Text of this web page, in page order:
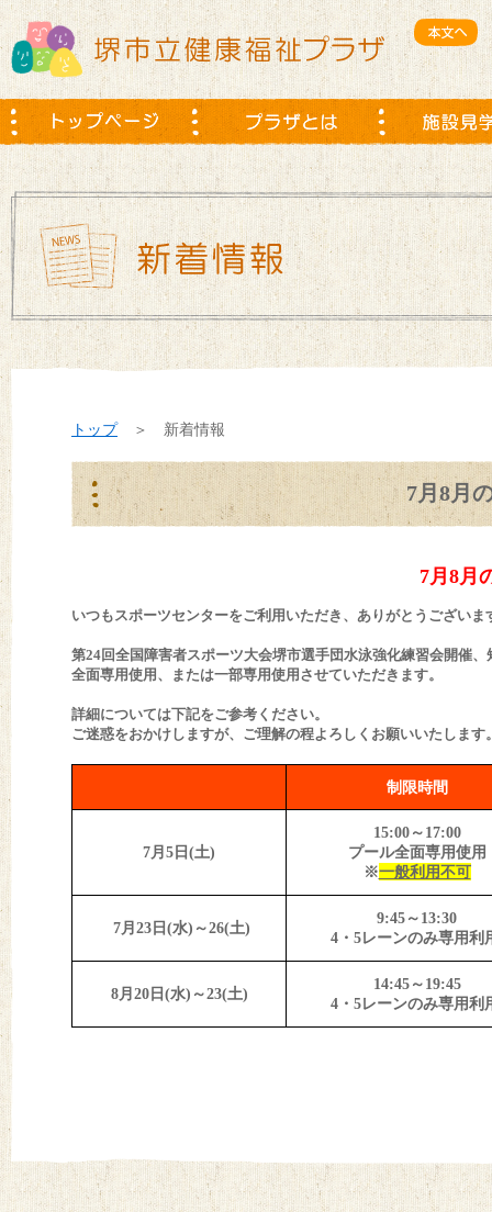
トップ＞ 新着情報
7月8月
7月8月
いつもスポーツセンターをご利用いただき、ありがとうございま
第24回全国障害者スポーツ大会堺市選手団水泳強化練習会開催
全面専用使用、または一部専用使用させていただきます。
詳細については下記をご参考ください。
ご迷惑をおかけしますが、ご理解の程よろしくお願いいたします
制限時間
7月5日(土)
15:00～17:00
プール全面専用使用
※一般利用不可
7月23日(水)～26(土)
9:45～13:30
4・5レーンのみ専用利
8月20日(水)～23(土)
14:45～19:45
4・5レーンのみ専用利